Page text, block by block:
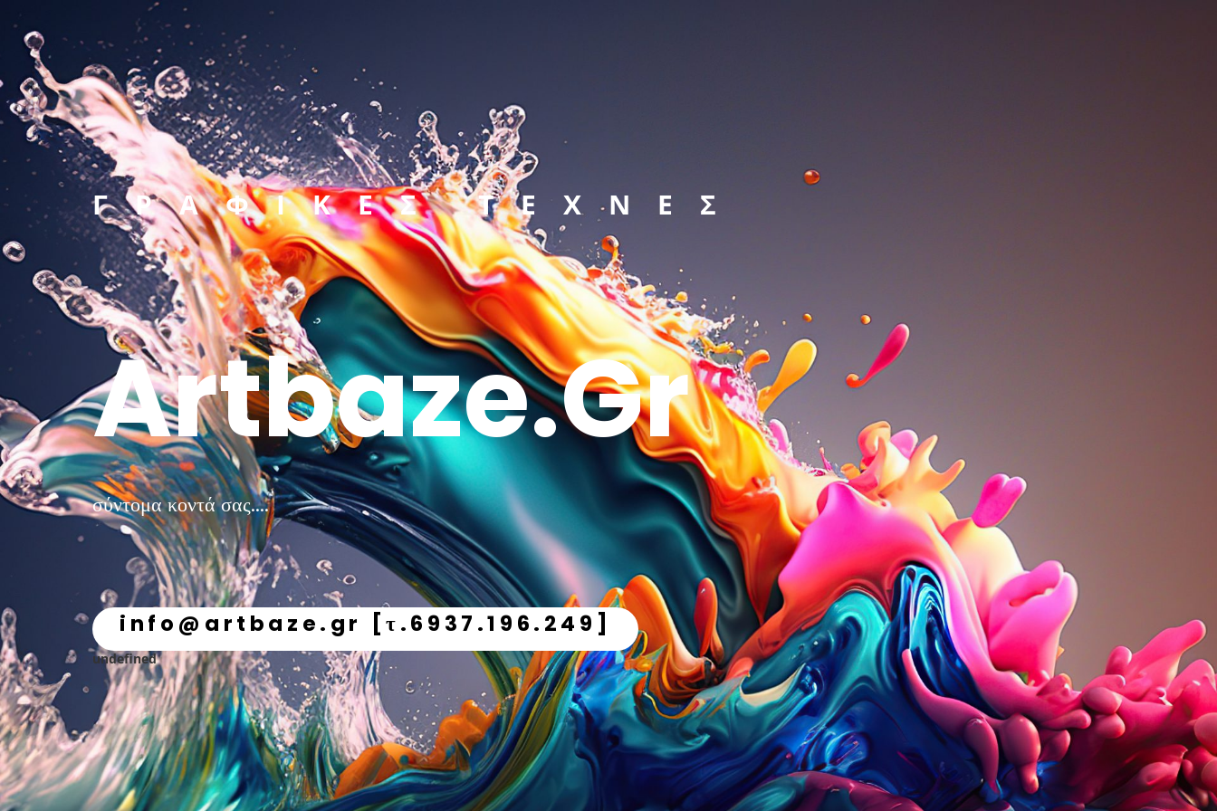
ΓΡΑΦΙΚΕΣ ΤΕΧΝΕΣ
Artbaze.gr
σύντομα κοντά σας....
info@artbaze.gr [τ.6937.196.249]
undefined